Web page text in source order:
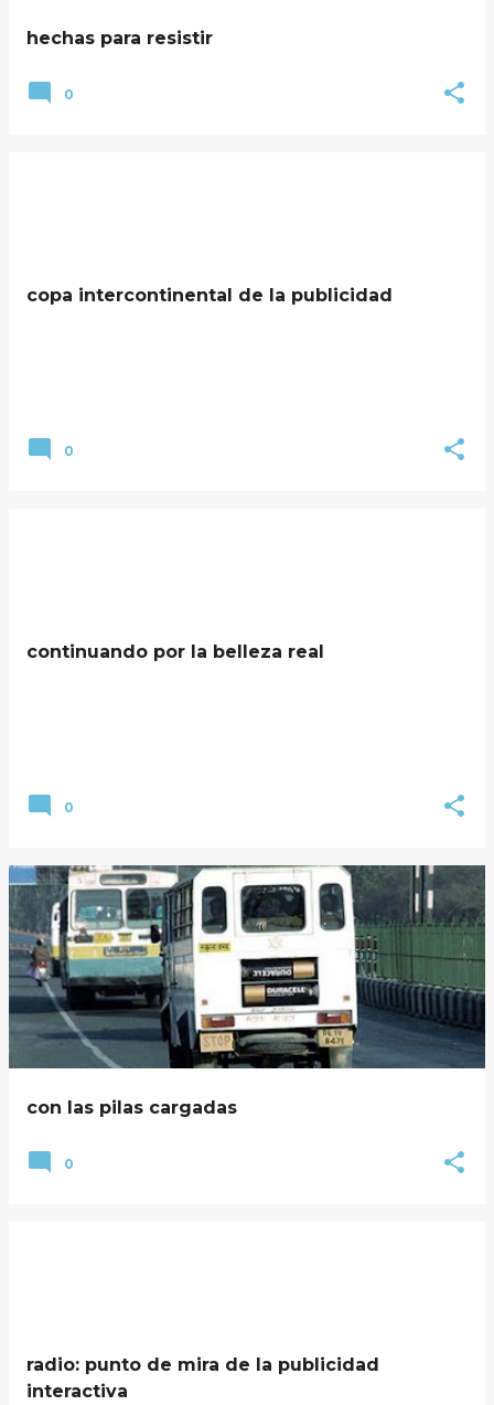
hechas para resistir
0
copa intercontinental de la publicidad
0
continuando por la belleza real
0
con las pilas cargadas
0
radio: punto de mira de la publicidad
interactiva